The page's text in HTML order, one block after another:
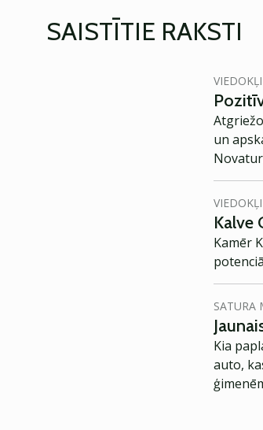
SAISTĪTIE RAKSTI
VIEDOKĻI
un
VIEDOKĻI
Kalve
Kamēr
SATURA
Kia
auto,